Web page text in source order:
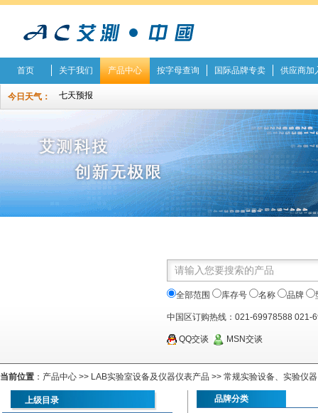
首页 关于我们 产品中心 按字母查询 国际品牌专卖 供应商加
今日天气：
全部范围 库存号 名称 品牌
中国区订购热线：021-69978588 021-
QQ交谈 MSN交谈
当前位置 ： 产品中心 >> LAB实验室设备及仪器仪表产品 >> 常规实验设备、实验仪器
上级目录 品牌分类